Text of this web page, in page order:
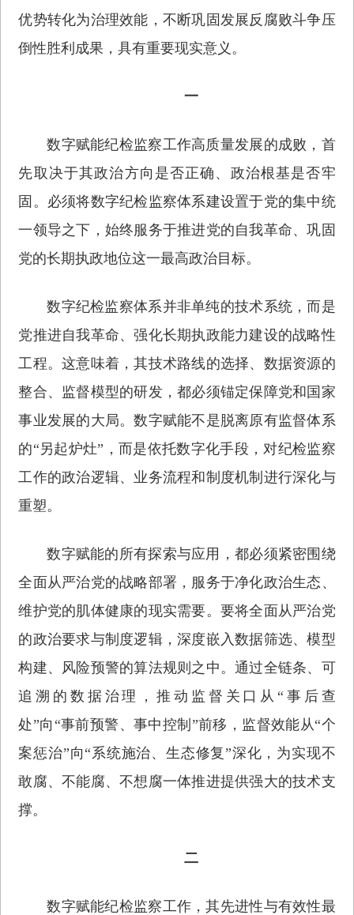
优势转化为治理效能，不断巩固发展反腐败斗争压
倒性胜利成果，具有重要现实意义。
一
数字赋能纪检监察工作高质量发展的成败，首
先取决于其政治方向是否正确、政治根基是否牢
固。必须将数字纪检监察体系建设置于党的集中统
一领导之下，始终服务于推进党的自我革命、巩固
党的长期执政地位这一最高政治目标。
数字纪检监察体系并非单纯的技术系统，而是
党推进自我革命、强化长期执政能力建设的战略性
工程。这意味着，其技术路线的选择、数据资源的
整合、监督模型的研发，都必须锚定保障党和国家
事业发展的大局。数字赋能不是脱离原有监督体系
的“另起炉灶”，而是依托数字化手段，对纪检监察
工作的政治逻辑、业务流程和制度机制进行深化与
重塑。
数字赋能的所有探索与应用，都必须紧密围绕
全面从严治党的战略部署，服务于净化政治生态、
维护党的肌体健康的现实需要。要将全面从严治党
的政治要求与制度逻辑，深度嵌入数据筛选、模型
构建、风险预警的算法规则之中。通过全链条、可
追溯的数据治理，推动监督关口从“事后查
处”向“事前预警、事中控制”前移，监督效能从“个
案惩治”向“系统施治、生态修复”深化，为实现不
敢腐、不能腐、不想腐一体推进提供强大的技术支
撑。
二
数字赋能纪检监察工作，其先进性与有效性最